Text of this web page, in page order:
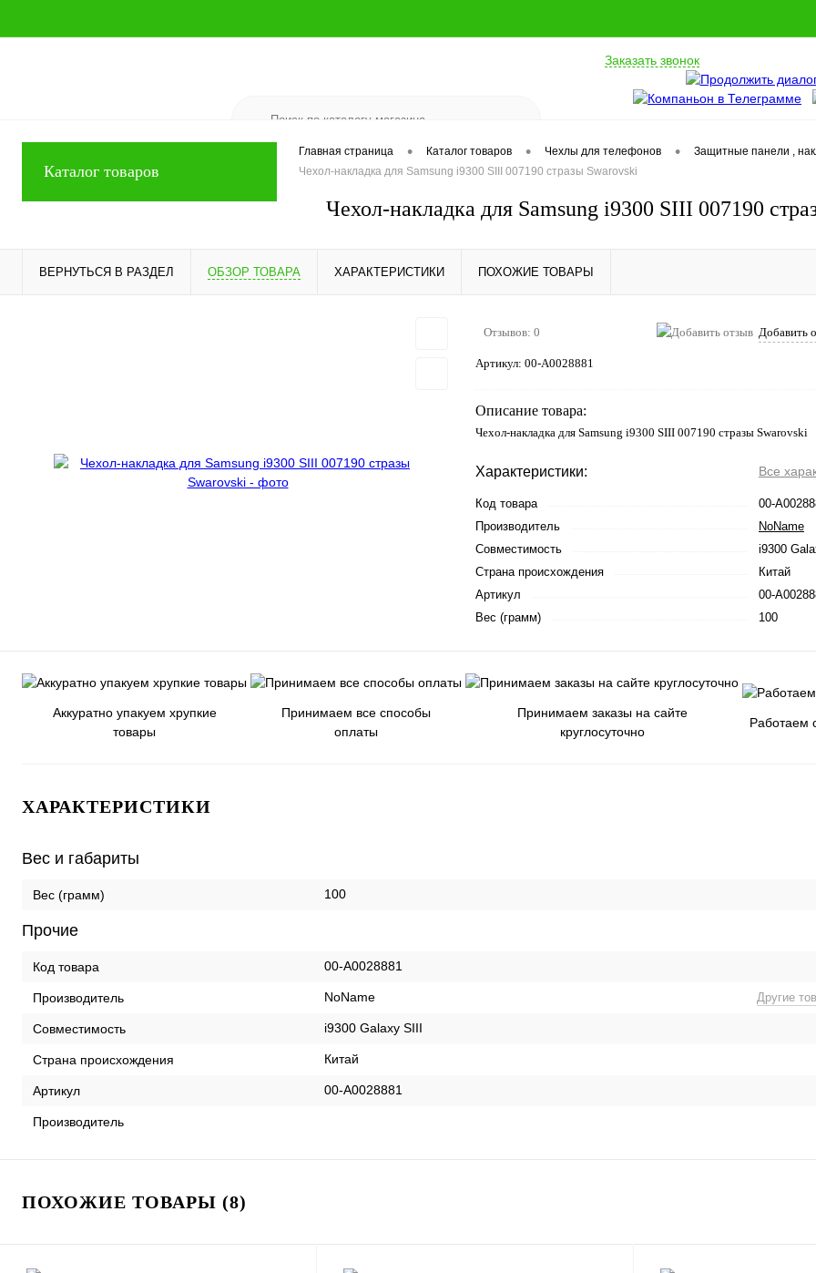
Заказать звонок
Каталог товаров
Главная страница • Каталог товаров • Чехлы для телефонов •
Защитные панели ,
Чехол-накладка для Samsung i9300 SIII 007190 стразы Swarovski
Чехол-накладка для Samsung i9300 SIII 007190
ВЕРНУТЬСЯ В РАЗДЕЛ ОБЗОР ТОВАРА ХАРАКТЕРИСТИКИ ПОХОЖИЕ ТОВАРЫ
Отзывов: 0 Добавить
Артикул: 00-А0028881
Описание товара:
Чехол-накладка для Samsung i9300 SIII 007190 стразы Swarovski
Характеристики: Все
Код товара
00-
Производитель
NoName
Совместимость
i9300
Страна происхождения
Китай
Артикул
00-
Вес (грамм)
100
Аккуратно упакуем хрупкие
товары
Принимаем все способы
оплаты
Принимаем заказы на сайте
круглосуточно
Работаем
ХАРАКТЕРИСТИКИ
Вес и габариты
Вес (грамм) 100
Прочие
Код товара 00-А0028881
Производитель NoName Другие
Совместимость i9300 Galaxy SIII
Страна происхождения Китай
Артикул 00-А0028881
Производитель
ПОХОЖИЕ ТОВАРЫ (8)